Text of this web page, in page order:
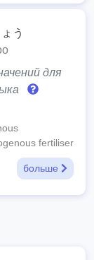
う
для
fertiliser
больше